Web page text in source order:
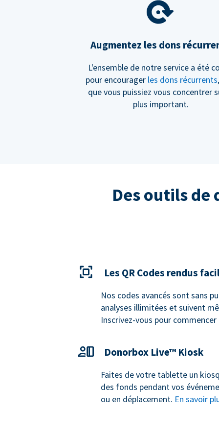
Augmentez les dons
L'ensemble de notre service a été
pour encourager les dons récurrents
que vous puissiez vous concentrer
plus important.
Des outils
Les QR Codes rendus
Nos codes avancés sont sans
analyses illimitées et suivent
Inscrivez-vous pour commencer
Donorbox Live™ Kiosk
Faites de votre tablette un
des fonds pendant vos
ou en déplacement. En savoir